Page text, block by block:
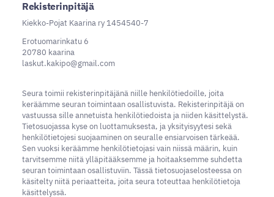
Rekisterinpitäjä
Kiekko-Pojat Kaarina ry 1454540-7
Erotuomarinkatu 6
20780 kaarina
laskut.kakipo@gmail.com
Seura toimii rekisterinpitäjänä niille henkilötiedoille, joita
keräämme seuran toimintaan osallistuvista. Rekisterinpitäjä on
vastuussa sille annetuista henkilötiedoista ja niiden käsittelystä.
Tietosuojassa kyse on luottamuksesta, ja yksityisyytesi sekä
henkilötietojesi suojaaminen on seuralle ensiarvoisen tärkeää.
Sen vuoksi keräämme henkilötietojasi vain niissä määrin, kuin
tarvitsemme niitä ylläpitääksemme ja hoitaaksemme suhdetta
seuran toimintaan osallistuviin. Tässä tietosuojaselosteessa on
käsitelty niitä periaatteita, joita seura toteuttaa henkilötietoja
käsittelyssä.